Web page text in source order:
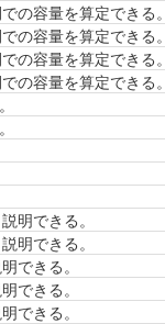
の容量を算定できる。
の容量を算定できる。
の容量を算定できる。
の容量を算定できる。
明できる。
明できる。
できる。
できる。
できる。